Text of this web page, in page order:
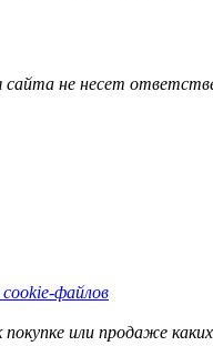
не несет
файлов
или продаже